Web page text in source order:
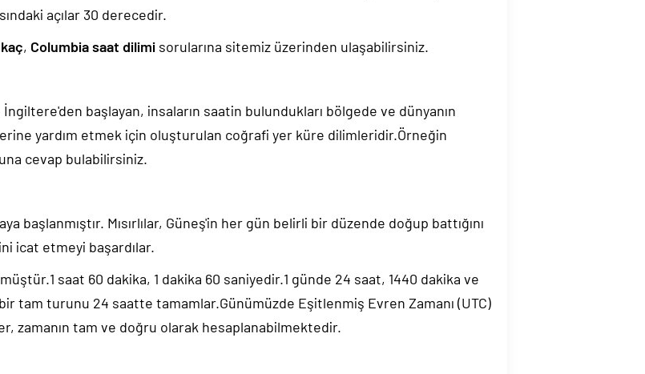
açılar 30 derecedir.
, Columbia saat dilimi sorularına sitemiz üzerinden ulaşabilirsiniz.
başlayan, insaların saatin bulundukları bölgede ve dünyanın
yardım etmek için oluşturulan coğrafi yer küre dilimleridir.Örneğin
cevap bulabilirsiniz.
başlanmıştır. Mısırlılar, Güneş'in her gün belirli bir düzende doğup battığını
icat etmeyi başardılar.
saat 60 dakika, 1 dakika 60 saniyedir.1 günde 24 saat, 1440 dakika ve
tam turunu 24 saatte tamamlar.Günümüzde Eşitlenmiş Evren Zamanı (UTC)
zamanın tam ve doğru olarak hesaplanabilmektedir.